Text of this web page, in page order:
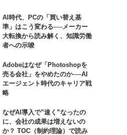
AI時代、PCの「買い替え基
準」はこう変わる──メーカー
大転換から読み解く、知識労働
者への示唆
Adobeはなぜ「Photoshopを
売る会社」をやめたのか──AI
エージェント時代のキャリア戦
略
なぜAI導入で”速く”なったの
に、会社の成果は増えないの
か？ TOC（制約理論）で読み